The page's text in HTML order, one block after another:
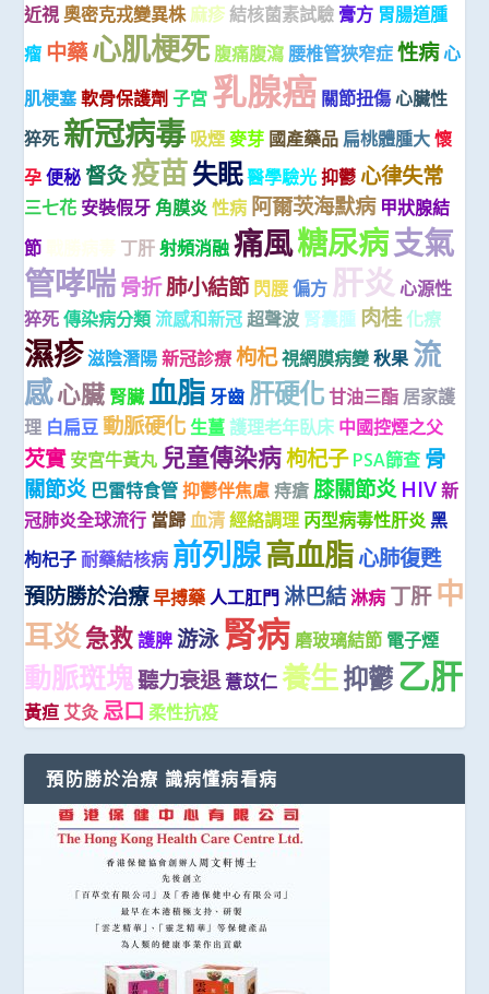
近視 奧密克戎變異株 麻疹 結核菌素試驗 膏方 胃腸道腫
瘤 中藥心肌梗死 腹痛腹瀉 腰椎管狹窄症 性病心
肌梗塞 軟骨保護劑 子宮 乳腺癌 關節扭傷 心臟性
猝死 新冠病毒 吸煙 麥芽 國產藥品 扁桃體腫大 懷
孕 便秘 督灸疫苗失眠醫學驗光 抑鬱 心律失常
三七花 安裝假牙 角膜炎 性病 阿爾茨海默病 甲狀腺結
節
丁肝 射頻消融 痛風糖尿病支氣
管哮喘骨折肺小結節 閃腰 偏方 肝炎 心源性
猝死 傳染病分類 流感和新冠 超聲波 腎囊腫 肉桂化療
濕疹滋陰潛陽 新冠診療 枸杞視網膜病變 秋果 流
感心臟 腎臟 血脂 牙齒 肝硬化 甘油三酯 居家護
理 白扁豆 動脈硬化 生薑 護理老年臥床 中國控煙之父
芡實 安宮牛黃丸 兒童傳染病枸杞子 PSA篩查 骨
關節炎 巴雷特食管 抑鬱伴焦慮 痔瘡 膝關節炎 HIV 新
冠肺炎全球流行 當歸 血清 經絡調理 丙型病毒性肝炎 黑
枸杞子 耐藥結核病 前列腺高血脂心肺復甦
預防勝於治療早搏藥 人工肛門 淋巴結淋病 丁肝 中
耳炎急救 護脾 游泳 腎病 磨玻璃結節 電子煙
動脈斑塊聽力衰退薏苡仁 養生抑鬱乙肝
黃疸 艾灸 忌口 柔性抗疫
預防勝於治療 識病懂病看病